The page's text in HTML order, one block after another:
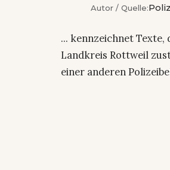
Autor / Quelle:
... kennzeichnet
Landkreis Rottweil
einer anderen